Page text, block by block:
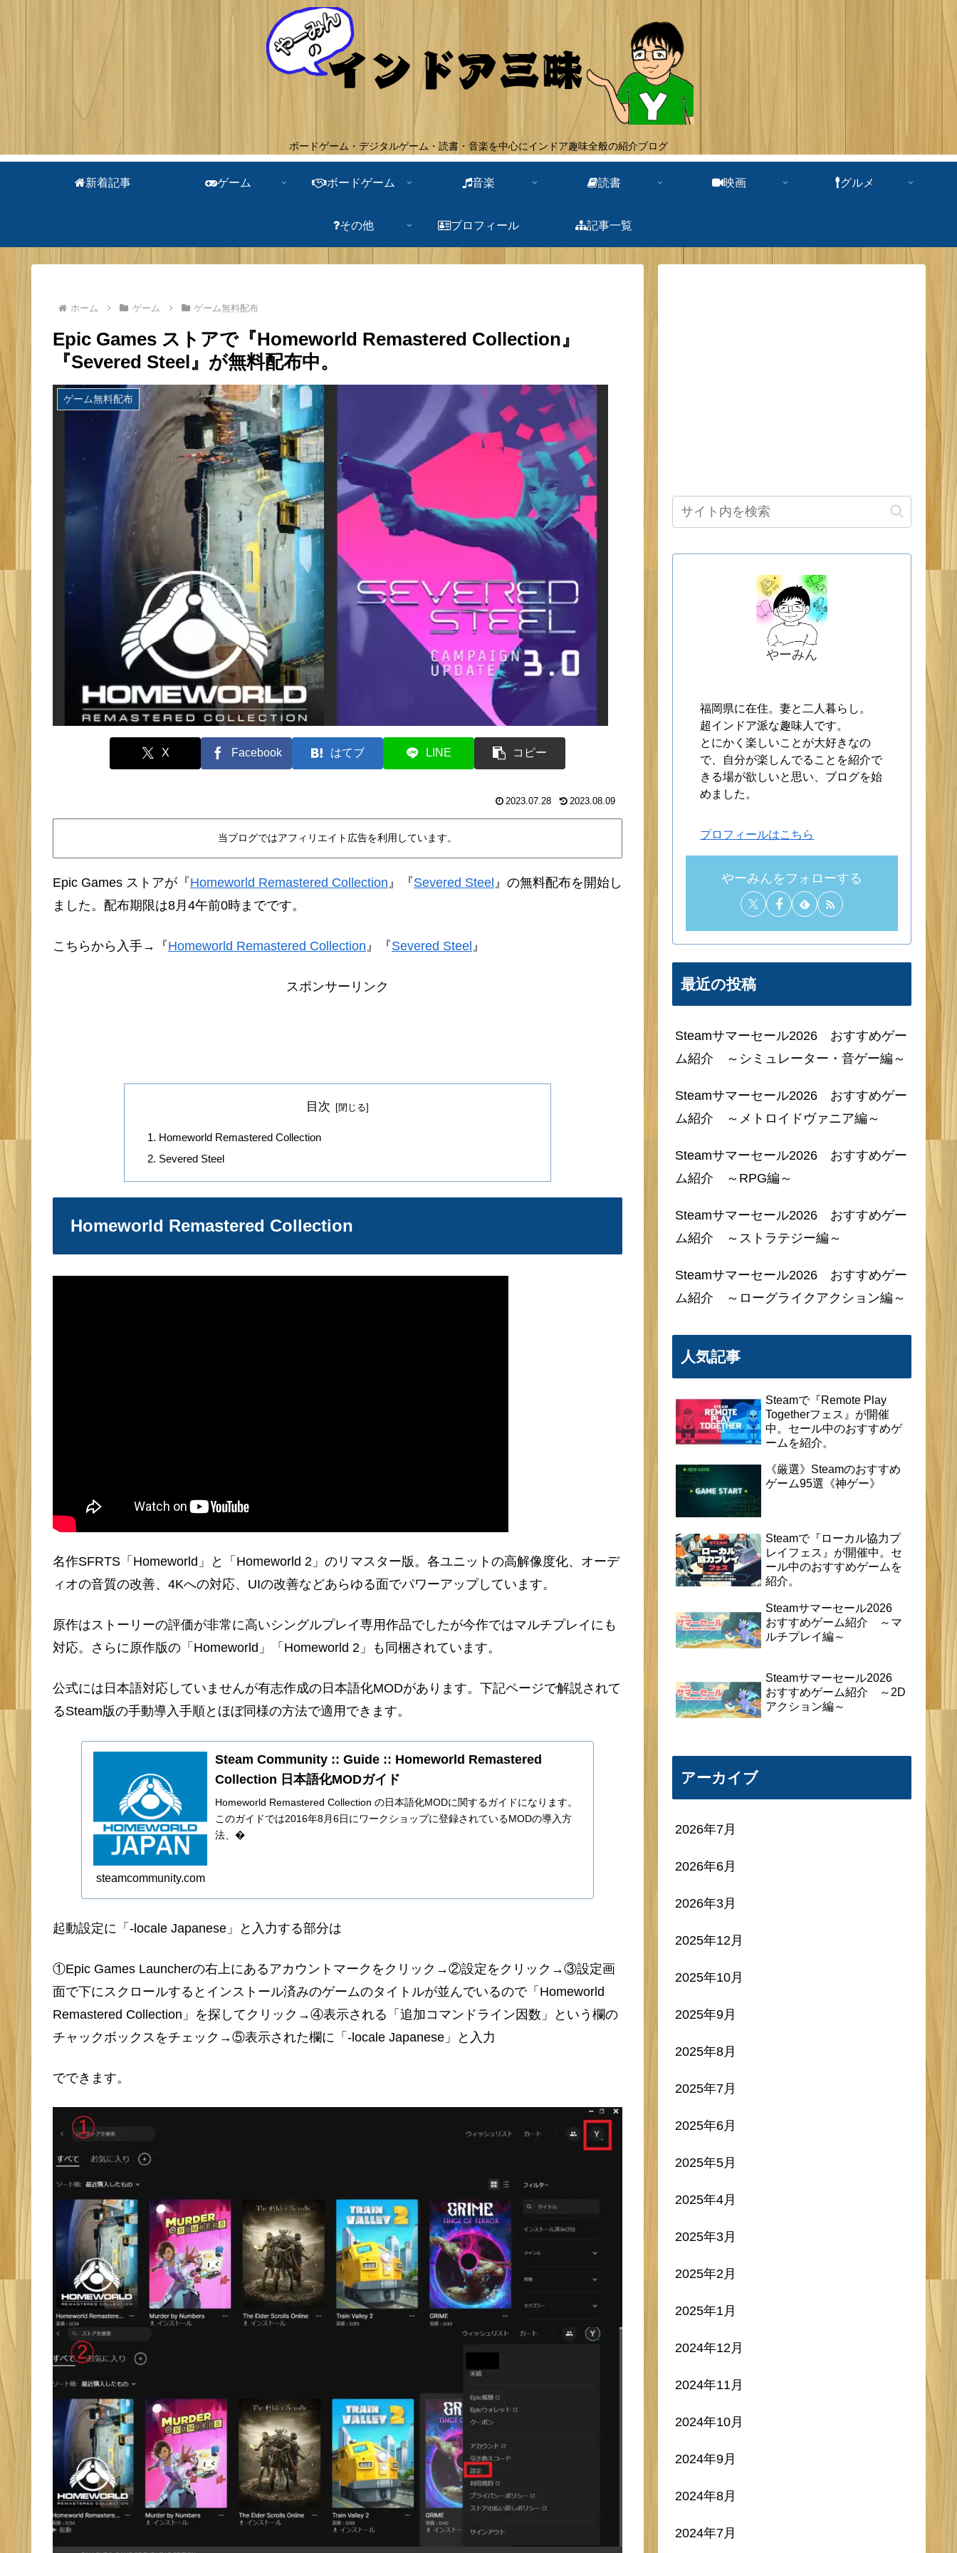
ボードゲーム・デジタルゲーム・読書・音楽を中心にインドア趣味全般の紹介ブログ
新着記事 ゲーム ボードゲーム 音楽 読書 映画 グルメ
その他 プロフィール 記事一覧
ホーム ゲーム ゲーム無料配布
Epic Games ストアで『Homeworld Remastered Collection』
『Severed Steel』が無料配布中。
ゲーム無料配布
X Facebook はてブ LINE コピー
2023.07.28 2023.08.09
当ブログではアフィリエイト広告を利用しています。
Epic Games ストアが 『Homeworld Remastered Collection 』『Severed Steel 』 の無料配布を開始し
ました。配布期限は8月4午前0時までです。
こちらから入手→ 『Homeworld Remastered Collection 』『Severed Steel 』
スポンサーリンク
目次
Homeworld Remastered Collection
Severed Steel
Homeworld Remastered Collection
名作SFRTS「Homeworld」と「Homeworld 2」のリマスター版。各ユニットの高解像度化、オーデ
ィオの音質の改善、4Kへの対応、UIの改善などあらゆる面でパワーアップしています。
原作はストーリーの評価が非常に高いシングルプレイ専用作品でしたが今作ではマルチプレイにも
対応。さらに原作版の「Homeworld」「Homeworld 2」も同梱されています。
公式には日本語対応していませんが有志作成の日本語化MODがあります。下記ページで解説されて
るSteam版の手動導入手順とほぼ同様の方法で適用できます。
Steam Community :: Guide :: Homeworld Remastered
Collection 日本語化MODガイド
Homeworld Remastered Collection の日本語化MODに関するガイドになります。
このガイドでは2016年8月6日にワークショップに登録されているMODの導入方
法、�
steamcommunity.com
起動設定に「-locale Japanese」と入力する部分は
①Epic Games Launcherの右上にあるアカウントマークをクリック→②設定をクリック→③設定画
面で下にスクロールするとインストール済みのゲームのタイトルが並んでいるので「Homeworld
Remastered Collection」を探してクリック→④表示される「追加コマンドライン因数」という欄の
チャックボックスをチェック→⑤表示された欄に「-locale Japanese」と入力
でできます。
やーみん
福岡県に在住。妻と二人暮らし。
超インドア派な趣味人です。
とにかく楽しいことが大好きなの
で、自分が楽しんでることを紹介で
きる場が欲しいと思い、ブログを始
めました。
プロフィールはこちら
やーみんをフォローする
最近の投稿
Steamサマーセール2026 おすすめゲー
ム紹介 ～シミュレーター・音ゲー編～
Steamサマーセール2026 おすすめゲー
ム紹介 ～メトロイドヴァニア編～
Steamサマーセール2026 おすすめゲー
ム紹介 ～RPG編～
Steamサマーセール2026 おすすめゲー
ム紹介 ～ストラテジー編～
Steamサマーセール2026 おすすめゲー
ム紹介 ～ローグライクアクション編～
人気記事
Steamで『Remote Play
Togetherフェス』が開催
中。セール中のおすすめゲ
ームを紹介。
《厳選》Steamのおすすめ
ゲーム95選《神ゲー》
Steamで『ローカル協力プ
レイフェス』が開催中。セ
ール中のおすすめゲームを
紹介。
Steamサマーセール2026
おすすめゲーム紹介 ～マ
ルチプレイ編～
Steamサマーセール2026
おすすめゲーム紹介 ～2D
アクション編～
アーカイブ
2026年7月
2026年6月
2026年3月
2025年12月
2025年10月
2025年9月
2025年8月
2025年7月
2025年6月
2025年5月
2025年4月
2025年3月
2025年2月
2025年1月
2024年12月
2024年11月
2024年10月
2024年9月
2024年8月
2024年7月